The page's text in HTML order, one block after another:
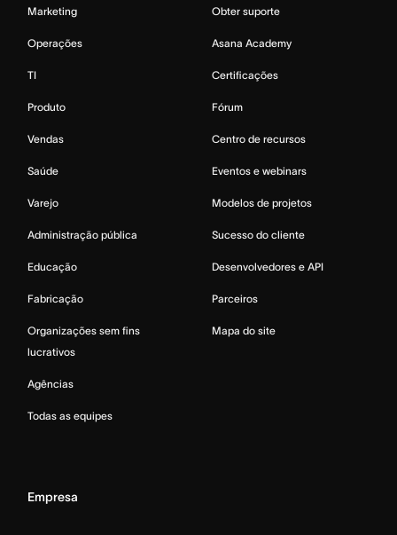
Marketing
Operações
TI
Produto
Vendas
Saúde
Varejo
Administração pública
Educação
Fabricação
Organizações sem fins
lucrativos
Agências
Todas as equipes
Obter suporte
Asana Academy
Certificações
Fórum
Centro de recursos
Eventos e webinars
Modelos de projetos
Sucesso do cliente
Desenvolvedores e API
Parceiros
Mapa do site
Empresa